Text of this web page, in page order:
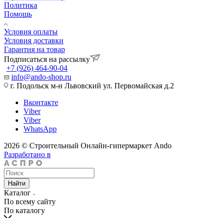
Политика
Помощь
Условия оплаты
Условия доставки
Гарантия на товар
Подписаться на рассылку
+7 (926) 464-90-04
info@ando-shop.ru
г. Подольск м-н Львовский ул. Первомайская д.2
Вконтакте
Viber
Viber
WhatsApp
2026 © Строительный Онлайн-гипермаркет Ando
Разработано в
Найти
Каталог
По всему сайту
По каталогу